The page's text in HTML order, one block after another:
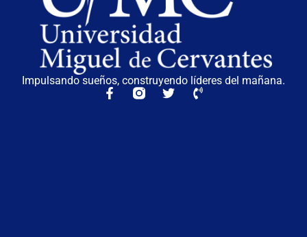
Impulsando sueños, construyendo líderes del mañana.